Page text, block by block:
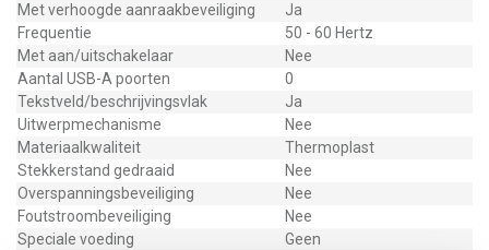
Met verhoogde aanraakbeveiliging
Ja
Frequentie
50 - 60 Hertz
Met aan/uitschakelaar
Nee
Aantal USB-A poorten
0
Tekstveld/beschrijvingsvlak
Ja
Uitwerpmechanisme
Nee
Materiaalkwaliteit
Thermoplast
Stekkerstand gedraaid
Nee
Overspanningsbeveiliging
Nee
Foutstroombeveiliging
Nee
Speciale voeding
Geen